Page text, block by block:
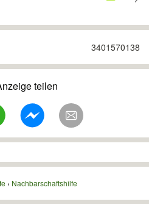
3401570138
teilen
Nachbarschaftshilfe